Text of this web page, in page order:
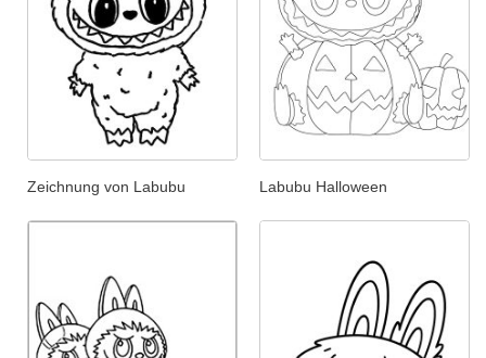
Zeichnung von Labubu Labubu Halloween